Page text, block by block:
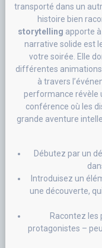
transporté dans un
histoire bien
storytelling apporte
narrative solide est
votre soirée. Elle
différentes animations
à travers
performance révèle
conférence où les
grande aventure
Débutez par un
Introduisez un
une découverte,
Racontez les
protagonistes –